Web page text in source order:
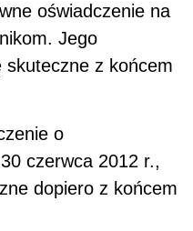
oświadczenie na
Jego
skuteczne z końcem
o
czerwca 2012 r.,
dopiero z końcem